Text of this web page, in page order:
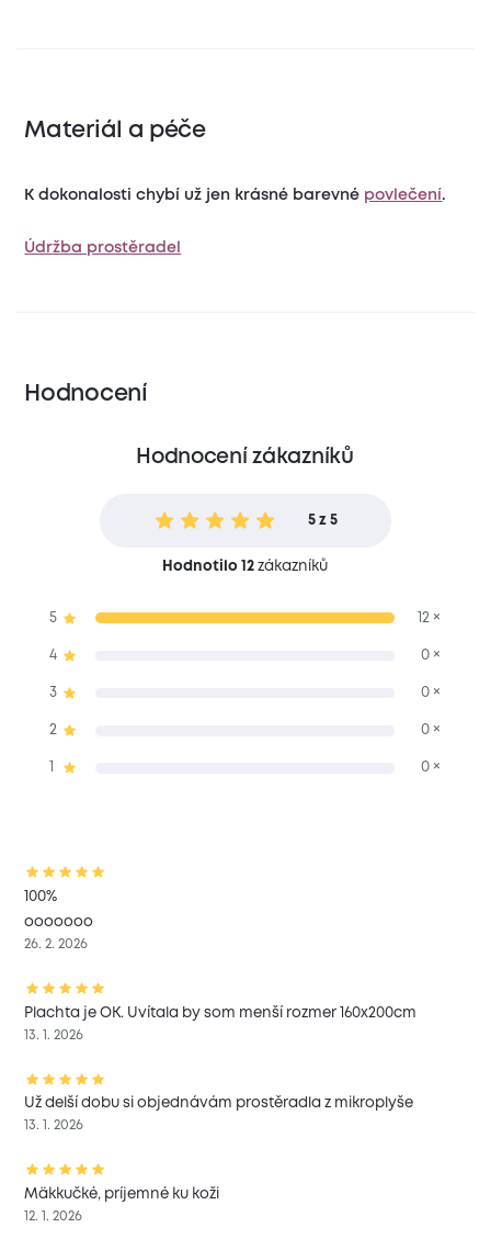
Materiál a péče
K dokonalosti chybí už jen krásné barevné povlečení .
Údržba prostěradel
Hodnocení
Hodnocení zákazníků
5 z 5
Hodnotilo 12 zákazníků
5 12 ×
4 0 ×
3 0 ×
2 0 ×
0 ×
100%
ooooooo
26. 2. 2026
Plachta je OK. Uvítala by som menší rozmer 160x200cm
13. 1. 2026
Už delší dobu si objednávám prostěradla z mikroplyše
13. 1. 2026
Mäkkučké, príjemné ku koži
12. 1. 2026